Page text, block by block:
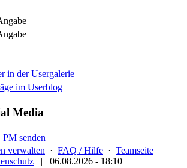
in der Usergalerie
im Userblog
Media
PM senden
verwalten · FAQ / Hilfe · Teamseite
|
06.08.2026 - 18:10